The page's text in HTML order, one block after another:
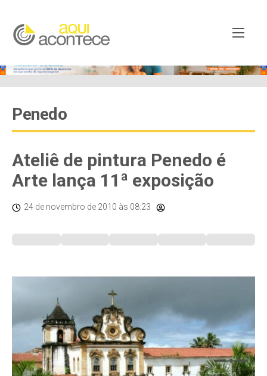
Penedo
Ateliê de pintura Penedo é
Arte lança 11ª exposição
24 de novembro de 2010 às 08:23